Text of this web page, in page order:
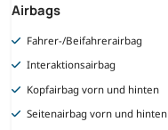
Airbags
Fahrer-/Beifahrerairbag
Interaktionsairbag
Kopfairbag vorn und hinten
Seitenairbag vorn und hinten